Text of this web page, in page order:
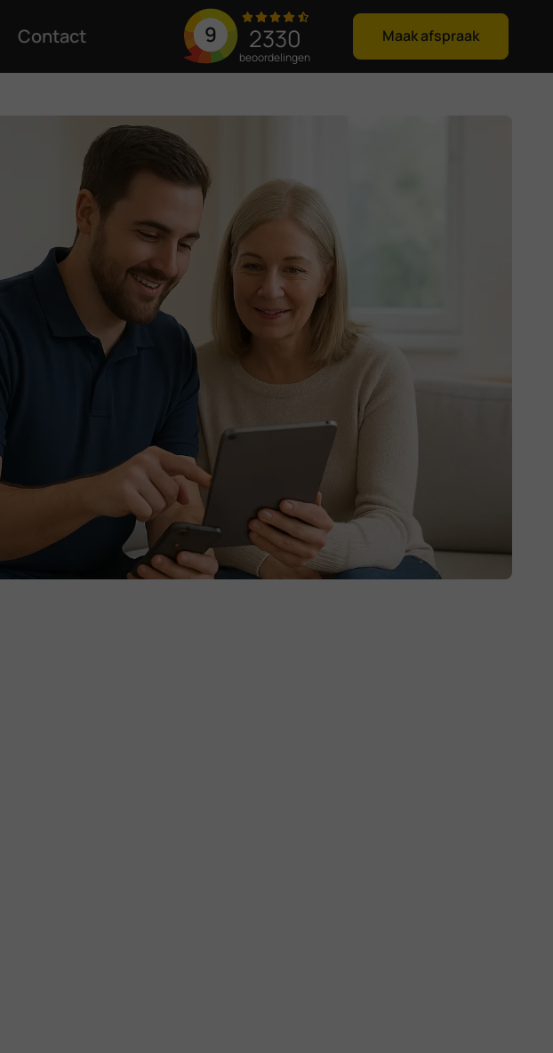
Contact 9 2330
beoordelingen
Maak afspraak